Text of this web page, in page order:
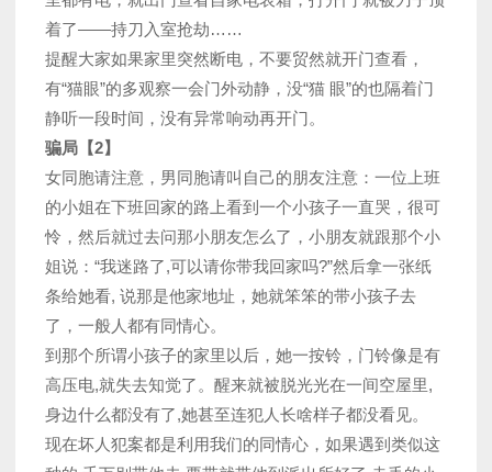
着了——持刀入室抢劫……
提醒大家如果家里突然断电，不要贸然就开门查看，
有“猫眼”的多观察一会门外动静，没“猫 眼”的也隔着门
静听一段时间，没有异常响动再开门。
骗局【2】
女同胞请注意，男同胞请叫自己的朋友注意：一位上班
的小姐在下班回家的路上看到一个小孩子一直哭，很可
怜，然后就过去问那小朋友怎么了，小朋友就跟那个小
姐说：“我迷路了,可以请你带我回家吗?”然后拿一张纸
条给她看, 说那是他家地址，她就笨笨的带小孩子去
了，一般人都有同情心。
到那个所谓小孩子的家里以后，她一按铃，门铃像是有
高压电,就失去知觉了。醒来就被脱光光在一间空屋里,
身边什么都没有了,她甚至连犯人长啥样子都没看见。
现在坏人犯案都是利用我们的同情心，如果遇到类似这